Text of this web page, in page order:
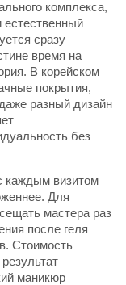
комплекса,
естественный
сразу
время на
В корейском
покрытия,
разный дизайн
без
каждым визитом
Для
мастера раз
после геля
Стоимость
маникюр